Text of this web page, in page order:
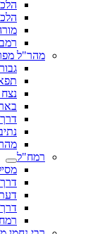
מהר"ל
רמח"ל